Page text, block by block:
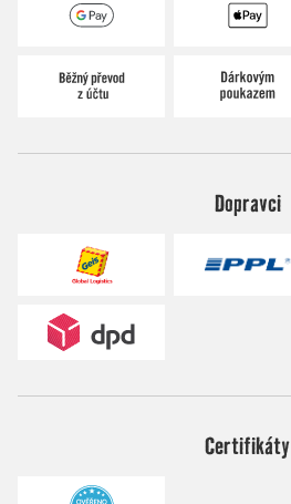
Dopravci
Certifikáty